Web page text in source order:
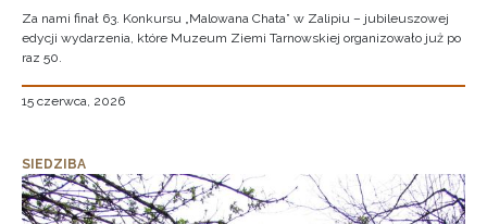
Za nami finał 63. Konkursu „Malowana Chata” w Zalipiu – jubileuszowej
edycji wydarzenia, które Muzeum Ziemi Tarnowskiej organizowało już po
raz 50.
15 czerwca, 2026
SIEDZIBA